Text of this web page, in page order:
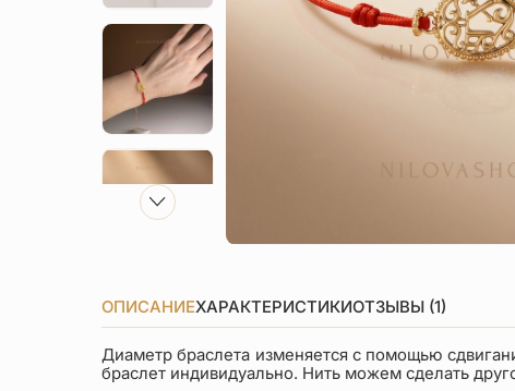
ОПИСАНИЕХАРАКТЕРИСТИКИОТЗЫВЫ (1)
Диаметр браслета изменяется с помощью
браслет индивидуально. Нить можем сделать